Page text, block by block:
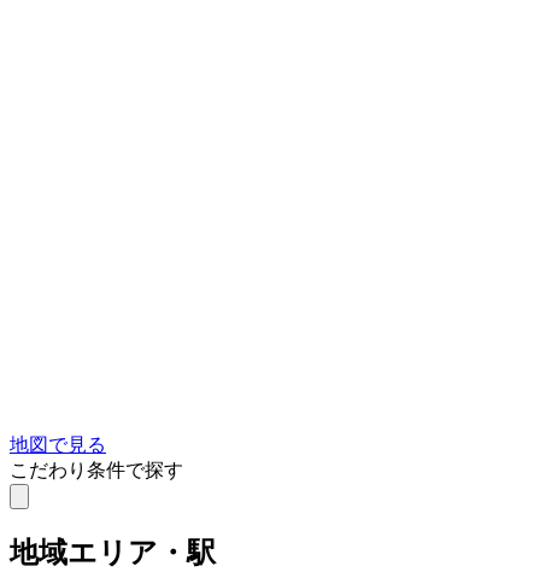
地図で見る
こだわり条件で探す
地域エリア・駅